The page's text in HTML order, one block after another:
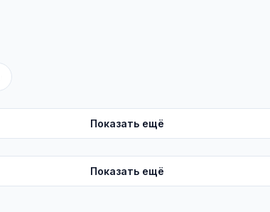
Показать ещё
Показать ещё